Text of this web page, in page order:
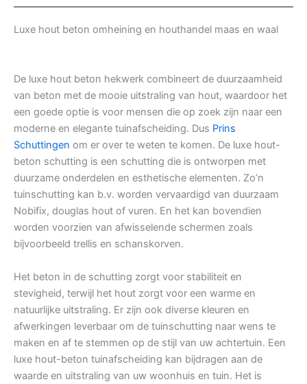
Luxe hout beton omheining en houthandel maas en waal
De luxe hout beton hekwerk combineert de duurzaamheid
van beton met de mooie uitstraling van hout, waardoor het
een goede optie is voor mensen die op zoek zijn naar een
moderne en elegante tuinafscheiding. Dus Prins
Schuttingen om er over te weten te komen. De luxe hout-
beton schutting is een schutting die is ontworpen met
duurzame onderdelen en esthetische elementen. Zo’n
tuinschutting kan b.v. worden vervaardigd van duurzaam
Nobifix, douglas hout of vuren. En het kan bovendien
worden voorzien van afwisselende schermen zoals
bijvoorbeeld trellis en schanskorven.
Het beton in de schutting zorgt voor stabiliteit en
stevigheid, terwijl het hout zorgt voor een warme en
natuurlijke uitstraling. Er zijn ook diverse kleuren en
afwerkingen leverbaar om de tuinschutting naar wens te
maken en af te stemmen op de stijl van uw achtertuin. Een
luxe hout-beton tuinafscheiding kan bijdragen aan de
waarde en uitstraling van uw woonhuis en tuin. Het is